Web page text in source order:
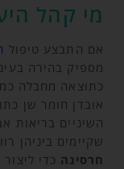
מי קהל
אם התבצע טיפול
מספיק בהירה
כתוצאה מחבלה
אובדן חומר שן
השיניים בריאות
שקיימים ביניהן
חרסינה כדי